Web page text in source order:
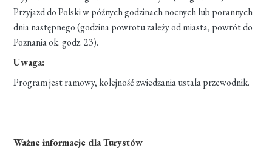
Przyjazd do Polski w późnych godzinach nocnych lub porannych
dnia następnego (godzina powrotu zależy od miasta, powrót do
Poznania ok. godz. 23).
Uwaga:
Program jest ramowy, kolejność zwiedzania ustala przewodnik.
Ważne informacje dla Turystów